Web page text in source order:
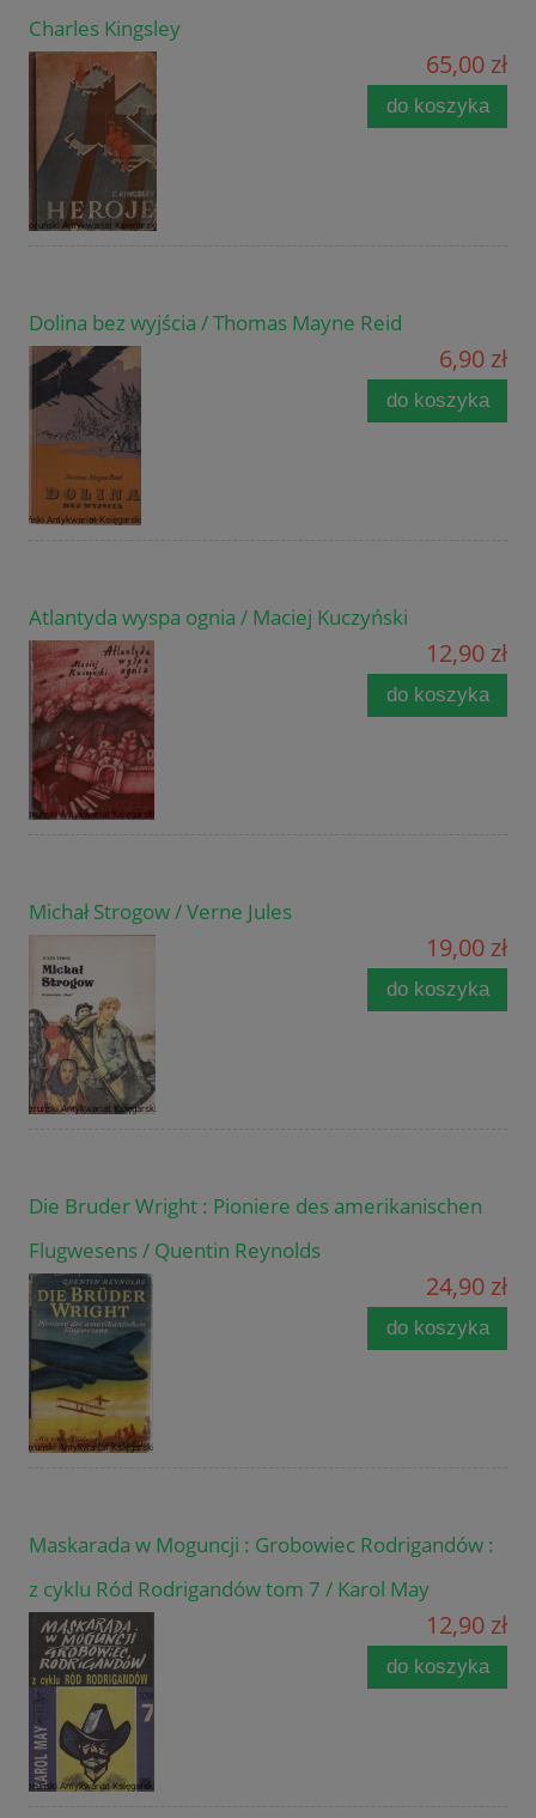
Charles Kingsley
65,00 zł
do koszyka
Dolina bez wyjścia / Thomas Mayne Reid
6,90 zł
do koszyka
Atlantyda wyspa ognia / Maciej Kuczyński
12,90 zł
do koszyka
Michał Strogow / Verne Jules
19,00 zł
do koszyka
Die Bruder Wright : Pioniere des amerikanischen
Flugwesens / Quentin Reynolds
24,90 zł
do koszyka
Maskarada w Moguncji : Grobowiec Rodrigandów :
z cyklu Ród Rodrigandów tom 7 / Karol May
12,90 zł
do koszyka